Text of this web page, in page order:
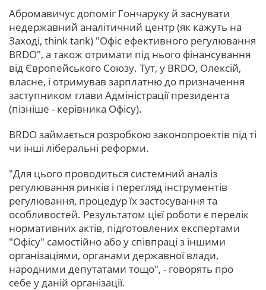
Абромавичус допоміг Гончаруку й заснувати
недержавний аналітичний центр (як кажуть на
Заході, think tank) "Офіс ефективного регулювання
BRDO", а також отримати під нього фінансування
від Європейського Союзу. Тут, у BRDO, Олексій,
власне, і отримував зарплатню до призначення
заступником глави Адміністрації президента
(пізніше - керівника Офісу).
BRDO займається розробкою законопроектів під ті
чи інші ліберальні реформи.
"Для цього проводиться системний аналіз
регулювання ринків і перегляд інструментів
регулювання, процедур їх застосування та
особливостей. Результатом цієї роботи є перелік
нормативних актів, підготовлених експертами
"Офісу" самостійно або у співпраці з іншими
організаціями, органами державної влади,
народними депутатами тощо", - говорять про
себе у даній організації.